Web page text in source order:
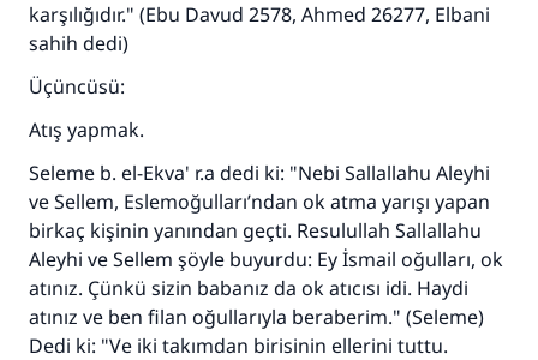
karşılığıdır." (Ebu Davud 2578, Ahmed 26277, Elbani
sahih dedi)
Üçüncüsü:
Atış yapmak.
Seleme b. el-Ekva' r.a dedi ki: "Nebi Sallallahu Aleyhi
ve Sellem, Eslemoğulları’ndan ok atma yarışı yapan
birkaç kişinin yanından geçti. Resulullah Sallallahu
Aleyhi ve Sellem şöyle buyurdu: Ey İsmail oğulları, ok
atınız. Çünkü sizin babanız da ok atıcısı idi. Haydi
atınız ve ben filan oğullarıyla beraberim." (Seleme)
Dedi ki: "Ve iki takımdan birisinin ellerini tuttu.